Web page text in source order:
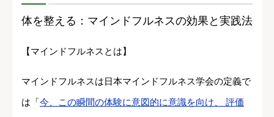
体を整える：マインドフルネスの効果と実践法
【マインドフルネスとは】
マインドフルネスは日本マインドフルネス学会の定義で
は「今、この瞬間の体験に意図的に意識を向け、 評価